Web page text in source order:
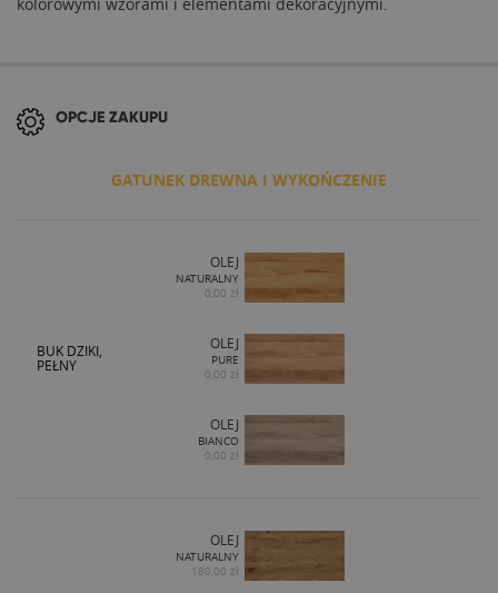
OPCJE ZAKUPU
GATUNEK DREWNA I WYKOŃCZENIE
BUK DZIKI,
PEŁNY
OLEJ
NATURALNY
0,00 zł
OLEJ
PURE
0,00 zł
OLEJ
BIANCO
0,00 zł
OLEJ
NATURALNY
180,00 zł